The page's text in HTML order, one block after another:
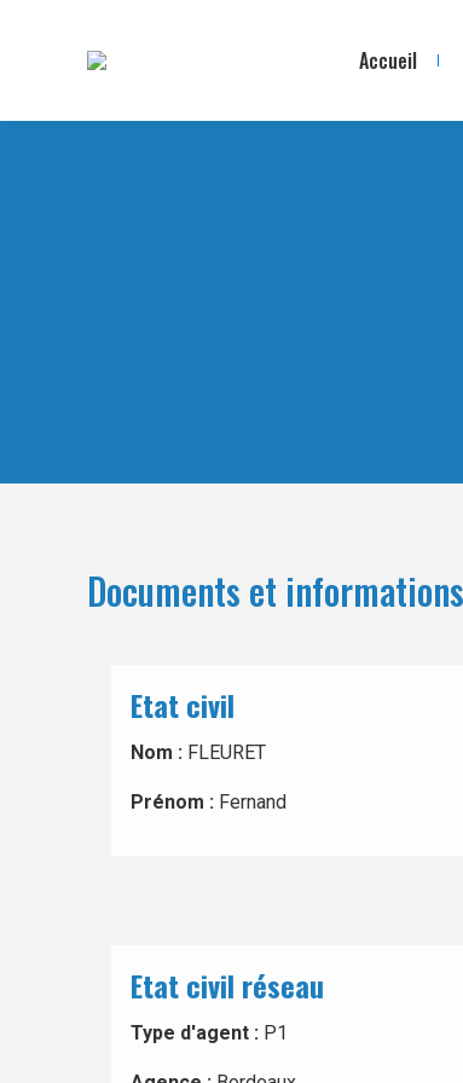
Accueil
Documents et
Etat civil
Nom : FLEURET
Prénom : Fernand
Etat civil réseau
Type d'agent : P1